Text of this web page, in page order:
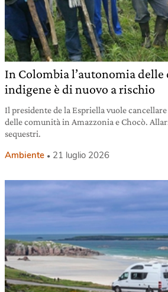
In Colombia l’autonomia
indigene è di nuovo a rischio
Il presidente de la Espriella vuole
delle comunità in Amazzonia e Chocò.
sequestri.
Ambiente 21 luglio 2026